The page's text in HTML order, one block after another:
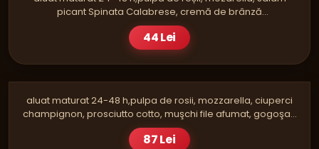
picant Spinata Calabrese, cremă de brânză
philadelphia,ulei E.V.O
44 Lei
CRAZY MAXI
PIZZA
aluat maturat 24-48 h,pulpa de rosii, mozzarella, ciuperci
champignon, prosciutto cotto, muşchi file afumat, gogoşar,
roşii, măsline,ulei E.V.O
87 Lei